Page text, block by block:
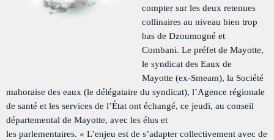
TRAVEL
Welcome To Mayotte
7:15 AM - 10:00 AM
compter sur les deux retenues
collinaires au niveau bien trop
bas de Dzoumogné et
Combani. Le préfet de Mayotte,
le syndicat des Eaux de
Mayotte (ex-Smeam), la Société
mahoraise des eaux (le délégataire du syndicat), l’Agence régionale
de santé et les services de l’État ont échangé, ce jeudi, au conseil
départemental de Mayotte, avec les élus et
les parlementaires. « L’enjeu est de s’adapter collectivement avec de